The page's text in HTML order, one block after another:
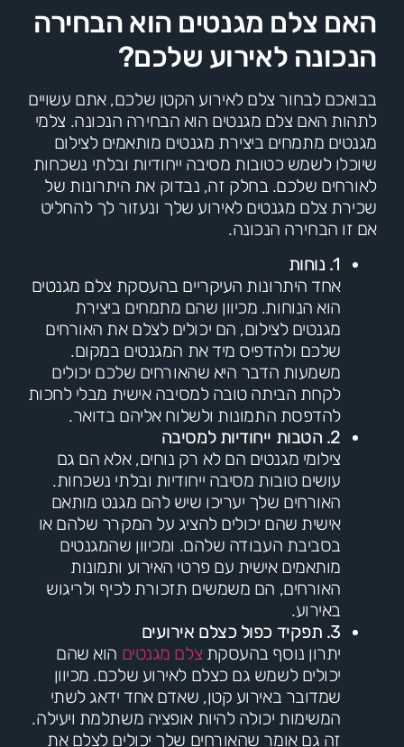
האם צלם מגנטים הוא הבחירה
הנכונה לאירוע שלכם?
בבואכם לבחור צלם לאירוע הקטן שלכם, אתם עשויים
לתהות האם צלם מגנטים הוא הבחירה הנכונה. צלמי
מגנטים מתמחים ביצירת מגנטים מותאמים לצילום
שיוכלו לשמש כטובות מסיבה ייחודיות ובלתי נשכחות
לאורחים שלכם. בחלק זה, נבדוק את היתרונות של
שכירת צלם מגנטים לאירוע שלך ונעזור לך להחליט
אם זו הבחירה הנכונה.
1. נוחות
אחד היתרונות העיקריים בהעסקת צלם מגנטים
הוא הנוחות. מכיוון שהם מתמחים ביצירת
מגנטים לצילום, הם יכולים לצלם את האורחים
שלכם ולהדפיס מיד את המגנטים במקום.
משמעות הדבר היא שהאורחים שלכם יכולים
לקחת הביתה טובה למסיבה אישית מבלי לחכות
להדפסת התמונות ולשלוח אליהם בדואר.
2. הטבות ייחודיות למסיבה
צילומי מגנטים הם לא רק נוחים, אלא הם גם
עושים טובות מסיבה ייחודיות ובלתי נשכחות.
האורחים שלך יעריכו שיש להם מגנט מותאם
אישית שהם יכולים להציג על המקרר שלהם או
בסביבת העבודה שלהם. ומכיוון שהמגנטים
מותאמים אישית עם פרטי האירוע ותמונות
האורחים, הם משמשים תזכורת לכיף ולריגוש
באירוע.
3. תפקיד כפול כצלם אירועים
יתרון נוסף בהעסקת צלם מגנטים הוא שהם
יכולים לשמש גם כצלם לאירוע שלכם. מכיוון
שמדובר באירוע קטן, שאדם אחד ידאג לשתי
המשימות יכולה להיות אופציה משתלמת ויעילה.
זה גם אומר שהאורחים שלך יכולים לצלם את